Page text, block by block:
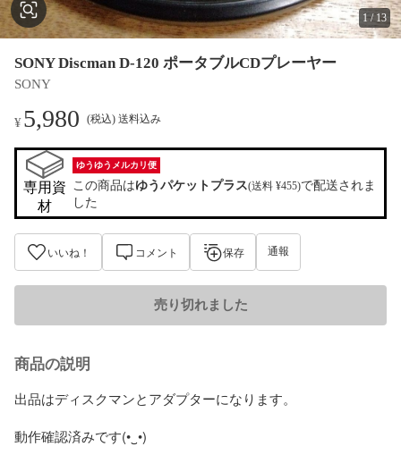
1/ 13
SONY Discman D-120 ポータブルCDプレーヤー
SONY
¥5,980 (税込) 送料込み
専用資
材
ゆうゆうメルカリ便
この商品はゆうパケットプラス(送料 ¥455)で配送されま
した
いいね！ コメント 保存 通報
売り切れました
商品の説明
出品はディスクマンとアダプターになります。
動作確認済みです(⁠•⁠‿⁠•⁠)